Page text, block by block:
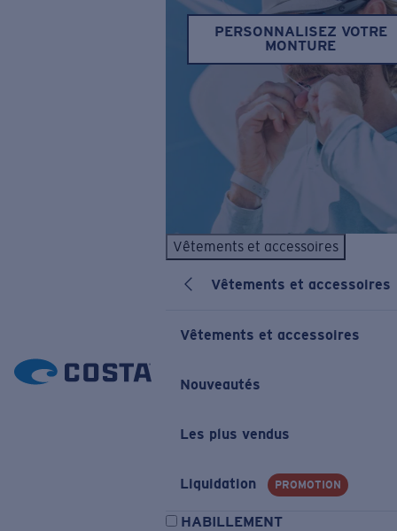
PERSONNALISEZ VOTRE
MONTURE
Vêtements et accessoires
Vêtements et accessoires
Vêtements et accessoires
Nouveautés
Les plus vendus
Liquidation PROMOTION
HABILLEMENT